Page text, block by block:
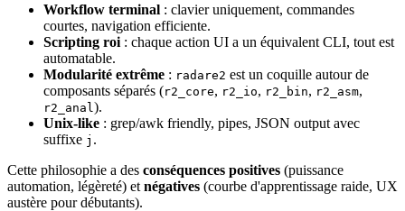
Workflow terminal : clavier uniquement, commandes
courtes, navigation efficiente.
Scripting roi : chaque action UI a un équivalent CLI, tout est
automatable.
Modularité extrême : radare2 est un coquille autour de
composants séparés (r2_core, r2_io, r2_bin, r2_asm,
r2_anal ).
Unix-like : grep/awk friendly, pipes, JSON output avec
suffixe j .
Cette philosophie a des conséquences positives (puissance
automation, légèreté) et négatives (courbe d'apprentissage raide, UX
austère pour débutants).